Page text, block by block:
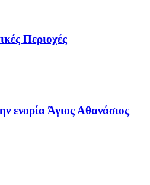
Περιοχές
ενορία Άγιος Αθανάσιος